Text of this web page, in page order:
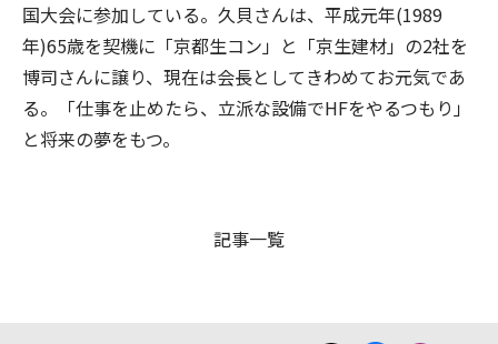
国大会に参加している。久貝さんは、平成元年(1989
年)65歳を契機に「京都生コン」と「京生建材」の2社を
博司さんに譲り、現在は会長としてきわめてお元気であ
る。「仕事を止めたら、立派な設備でHFをやるつもり」
と将来の夢をもつ。
記事一覧